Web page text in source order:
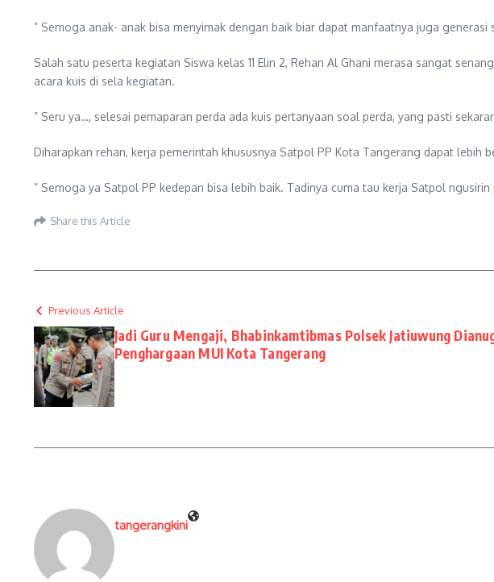
” Semoga anak- anak bisa menyimak dengan baik biar dapat manfaatnya juga
Salah satu peserta kegiatan Siswa kelas 11 Elin 2, Rehan Al Ghani merasa sangat
acara kuis di sela kegiatan.
” Seru ya…, selesai pemaparan perda ada kuis pertanyaan soal perda, yang pasti
Diharapkan rehan, kerja pemerintah khususnya Satpol PP Kota Tangerang dapat lebih
” Semoga ya Satpol PP kedepan bisa lebih baik. Tadinya cuma tau kerja Satpol
Share this Article
Previous Article
Jadi Guru Mengaji, Bhabinkamtibmas Polsek Jatiuwung
Penghargaan MUI Kota Tangerang
tangerangkini